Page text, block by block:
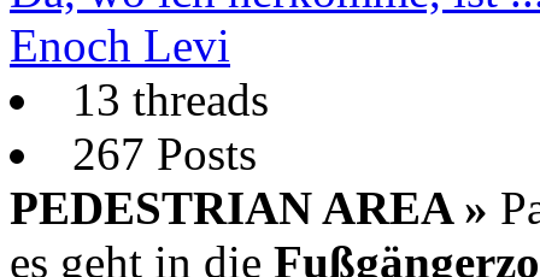
Enoch Levi
13 threads
267 Posts
PEDESTRIAN AREA »
es geht in die